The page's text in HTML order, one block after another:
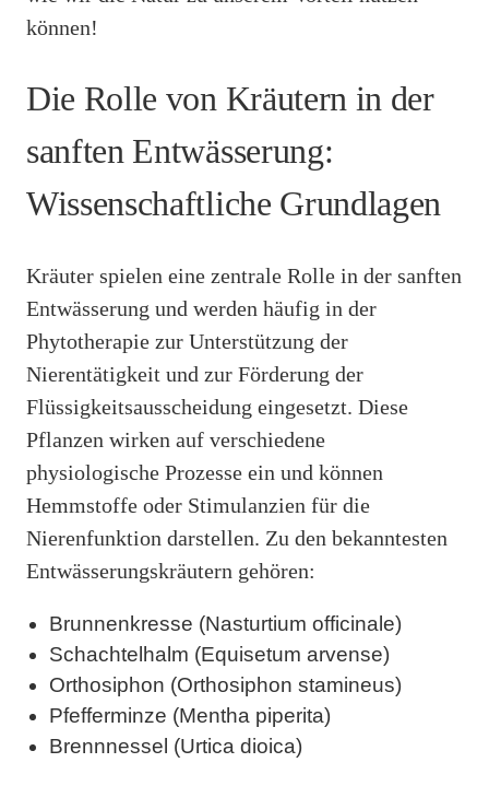
können!
Die Rolle von Kräutern in der
sanften Entwässerung:
Wissenschaftliche Grundlagen
Kräuter spielen eine zentrale Rolle in der sanften
Entwässerung und werden häufig in der
Phytotherapie zur Unterstützung der
Nierentätigkeit und zur Förderung der
Flüssigkeitsausscheidung eingesetzt. Diese
Pflanzen wirken auf verschiedene
physiologische Prozesse ein und können
Hemmstoffe oder Stimulanzien für die
Nierenfunktion darstellen. Zu den bekanntesten
Entwässerungskräutern gehören:
Brunnenkresse (Nasturtium officinale)
Schachtelhalm (Equisetum arvense)
Orthosiphon (Orthosiphon stamineus)
Pfefferminze (Mentha piperita)
Brennnessel (Urtica dioica)